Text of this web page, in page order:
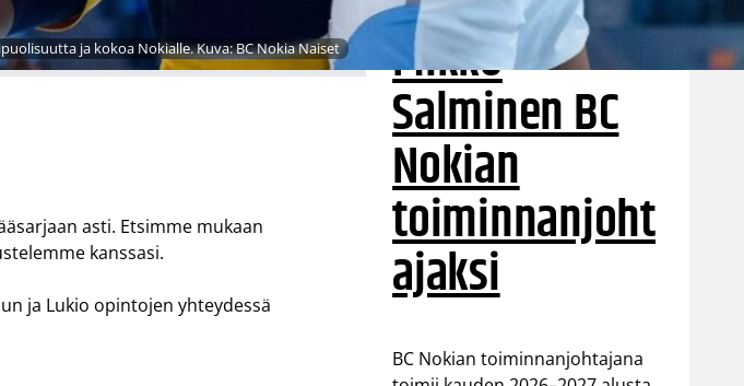
ja kokoa Nokialle. Kuva: BC Nokia Naiset
asti. Etsimme mukaan
kanssasi.
ja Lukio opintojen yhteydessä
Mikko
Salminen BC
Nokian
toiminnanjoht
ajaksi
BC Nokian toiminnanjohtajana